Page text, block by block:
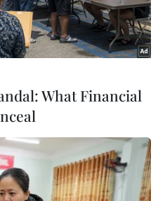
What Financial